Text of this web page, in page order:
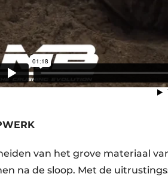
van het grove materiaal
na de sloop. Met de